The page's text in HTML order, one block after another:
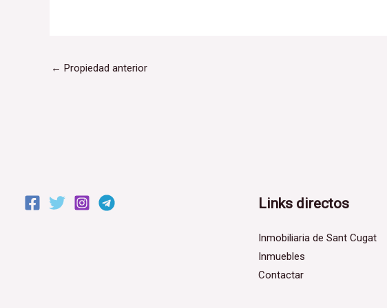
← Propiedad anterior
Links directos
Inmobiliaria de Sant Cugat
Inmuebles
Contactar